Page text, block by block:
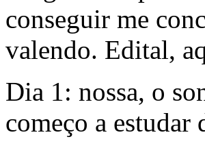
conseguir me
valendo. Edital,
Dia 1: nossa, o
começo a estudar